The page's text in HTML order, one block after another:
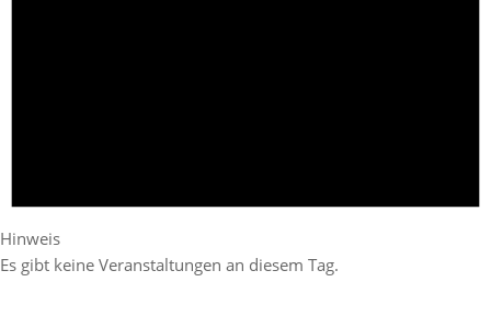
Hinweis
Es gibt keine Veranstaltungen an diesem Tag.